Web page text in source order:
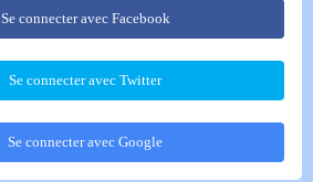
Se connecter avec Facebook
Se connecter avec Twitter
Se connecter avec Google